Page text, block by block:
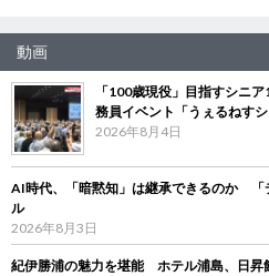
動画
「100歳現役」目指すシニ
務員イベント「うぇるねすシ
2026年8月4日
AI時代、「暗黙知」は継承できるのか 「
ル
2026年8月3日
紀伊勝浦の魅力を堪能 ホテル浦島、日昇